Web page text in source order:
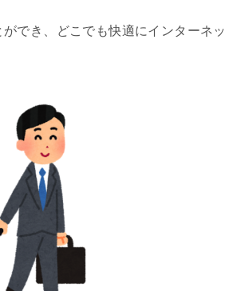
でき、どこでも快適にインターネッ